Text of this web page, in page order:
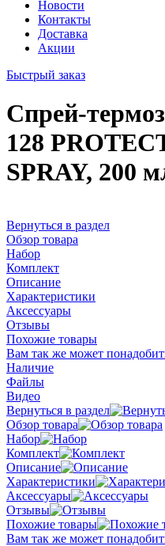
Новости
Контакты
Доставка
Акции
Быстрый заказ
Спрей-
128
SPRAY, 200
Вернуться в раздел
Обзор товара
Набор
Комплект
Описание
Характеристики
Аксессуары
Отзывы
Похожие товары
Вам так же может
Наличие
Файлы
Видео
Вернуться в раздел
Обзор товара
Набор
Комплект
Описание
Характеристики
Аксессуары
Отзывы
Похожие товары
Вам так же может